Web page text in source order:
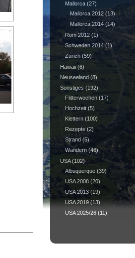
Mallorca(27)
Mallorca 2012(13)
Mallorca 2014(14)
Rom 2012(1)
Schweden 2014(1)
Zürich(59)
Hawaii(6)
Neuseeland(8)
Sonstiges (192)
Flitterwochen(17)
Hochzeit(5)
Klettern(100)
Rezepte(2)
Strand(5)
Wandern(46)
USA(102)
Albuquerque(39)
USA 2008(20)
USA 2013(19)
USA 2019(13)
USA 2025/26(11)